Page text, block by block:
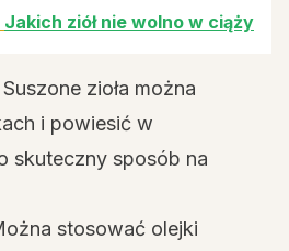
Jakich ziół nie wolno w ciąży
zioła można
i powiesić w
skuteczny sposób na
stosować olejki